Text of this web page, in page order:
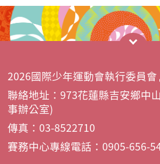
2026國際少年運動會執行委員會
聯絡地址：973花蓮縣吉安鄉中
事辦公室)
傳真：03-8522710
賽務中心專線電話：0905-656-